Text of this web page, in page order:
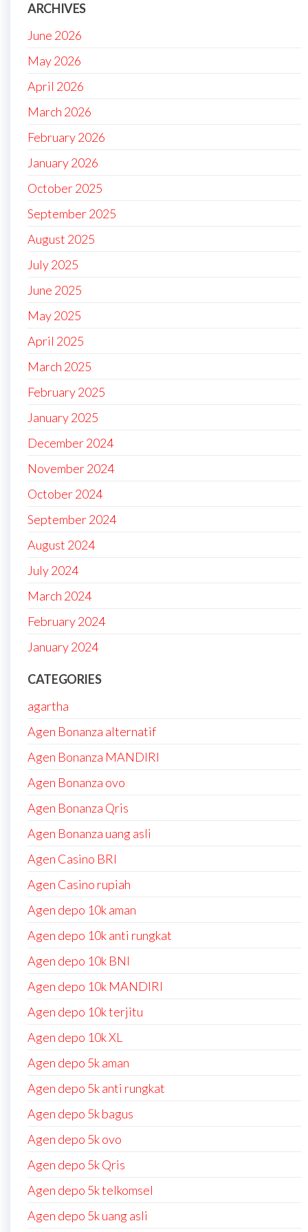
ARCHIVES
June 2026
May 2026
April 2026
March 2026
February 2026
January 2026
October 2025
September 2025
August 2025
July 2025
June 2025
May 2025
April 2025
March 2025
February 2025
January 2025
December 2024
November 2024
October 2024
September 2024
August 2024
July 2024
March 2024
February 2024
January 2024
CATEGORIES
agartha
Agen Bonanza alternatif
Agen Bonanza MANDIRI
Agen Bonanza ovo
Agen Bonanza Qris
Agen Bonanza uang asli
Agen Casino BRI
Agen Casino rupiah
Agen depo 10k aman
Agen depo 10k anti rungkat
Agen depo 10k BNI
Agen depo 10k MANDIRI
Agen depo 10k terjitu
Agen depo 10k XL
Agen depo 5k aman
Agen depo 5k anti rungkat
Agen depo 5k bagus
Agen depo 5k ovo
Agen depo 5k Qris
Agen depo 5k telkomsel
Agen depo 5k uang asli